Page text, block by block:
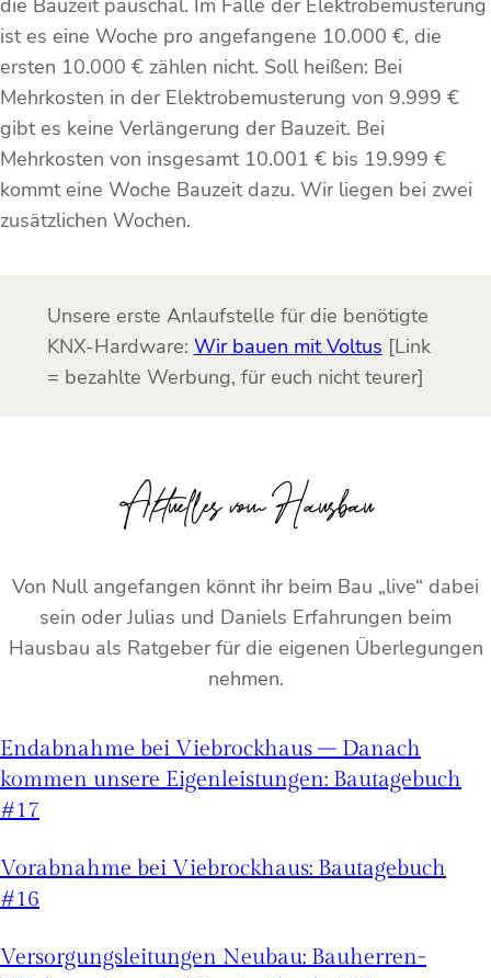
die Bauzeit pauschal. Im Falle der Elektrobemusterung
ist es eine Woche pro angefangene 10.000 €, die
ersten 10.000 € zählen nicht. Soll heißen: Bei
Mehrkosten in der Elektrobemusterung von 9.999 €
gibt es keine Verlängerung der Bauzeit. Bei
Mehrkosten von insgesamt 10.001 € bis 19.999 €
kommt eine Woche Bauzeit dazu. Wir liegen bei zwei
zusätzlichen Wochen.
Unsere erste Anlaufstelle für die benötigte
KNX-Hardware: Wir bauen mit Voltus [Link
= bezahlte Werbung, für euch nicht teurer]
Aktuelles vom Hausbau
Von Null angefangen könnt ihr beim Bau „live“ dabei
sein oder Julias und Daniels Erfahrungen beim
Hausbau als Ratgeber für die eigenen Überlegungen
nehmen.
Endabnahme bei Viebrockhaus – Danach
kommen unsere Eigenleistungen: Bautagebuch
#17
Vorabnahme bei Viebrockhaus: Bautagebuch
#16
Versorgungsleitungen Neubau: Bauherren-